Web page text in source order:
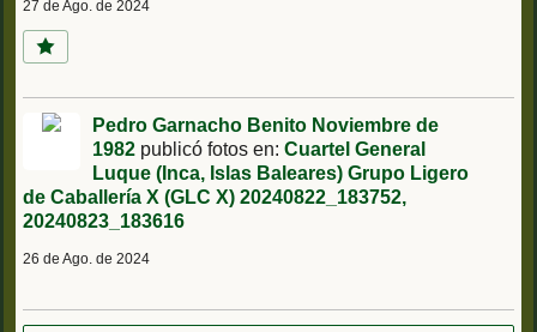
27 de Ago. de 2024
Pedro Garnacho Benito Noviembre de
1982 publicó fotos en: Cuartel General
Luque (Inca, Islas Baleares) Grupo Ligero
de Caballería X (GLC X) 20240822_183752
20240823_183616
26 de Ago. de 2024